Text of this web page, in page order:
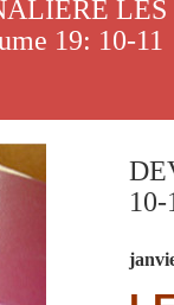
uploads/2018/06/
wp-
wp-
LES
19: 10-11
10-